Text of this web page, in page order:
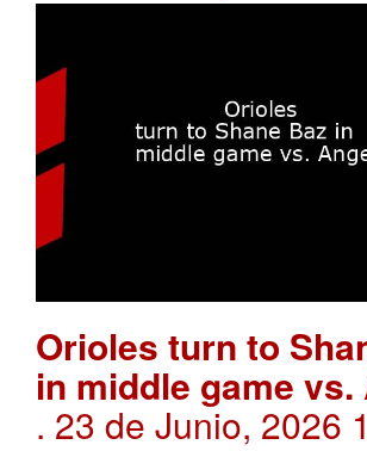
Orioles turn to
in middle game vs.
. 23 de Junio, 2026